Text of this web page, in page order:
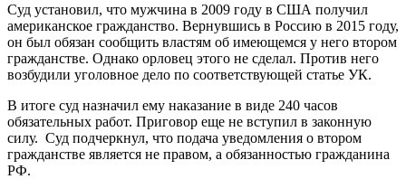
Суд установил, что мужчина в 2009 году в США получил
американское гражданство. Вернувшись в Россию в 2015 году,
он был обязан сообщить властям об имеющемся у него втором
гражданстве. Однако орловец этого не сделал. Против него
возбудили уголовное дело по соответствующей статье УК.
В итоге суд назначил ему наказание в виде 240 часов
обязательных работ. Приговор еще не вступил в законную
силу. Суд подчеркнул, что подача уведомления о втором
гражданстве является не правом, а обязанностью гражданина
РФ.